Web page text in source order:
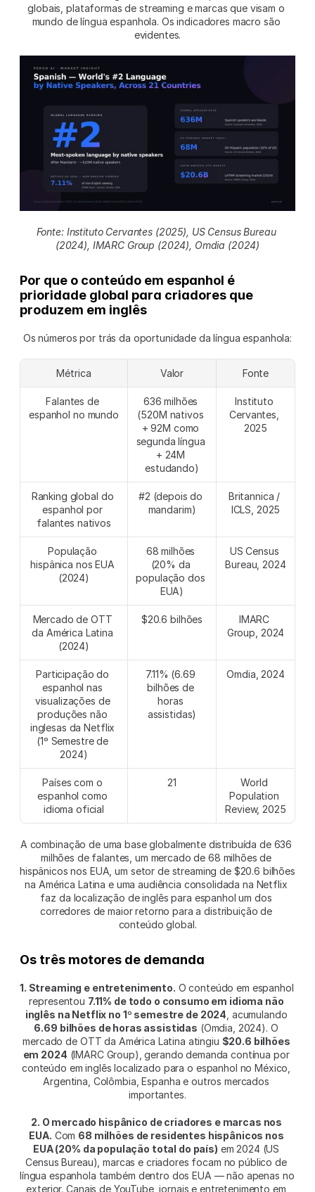
globais, plataformas de streaming e marcas que visam o
mundo de língua espanhola. Os indicadores macro são
evidentes.
Fonte: Instituto Cervantes (2025), US Census Bureau
(2024), IMARC Group (2024), Omdia (2024)
Por que o conteúdo em espanhol é
prioridade global para criadores que
produzem em inglês
Os números por trás da oportunidade da língua espanhola:
Métrica Valor Fonte
Falantes de
espanhol no mundo
636 milhões
(520M nativos
+ 92M como
segunda língua
+ 24M
estudando)
Instituto
Cervantes,
2025
Ranking global do
espanhol por
falantes nativos
#2 (depois do
mandarim)
Britannica /
ICLS, 2025
População
hispânica nos EUA
(2024)
68 milhões
(20% da
população dos
EUA)
US Census
Bureau, 2024
Mercado de OTT
da América Latina
(2024)
$20.6 bilhões
IMARC
Group, 2024
Participação do
espanhol nas
visualizações de
produções não
inglesas da Netflix
(1º Semestre de
2024)
7.11% (6.69
bilhões de
horas
assistidas)
Omdia, 2024
Países com o
espanhol como
idioma oficial
21
World
Population
Review, 2025
A combinação de uma base globalmente distribuída de 636
milhões de falantes, um mercado de 68 milhões de
hispânicos nos EUA, um setor de streaming de $20.6 bilhões
na América Latina e uma audiência consolidada na Netflix
faz da localização de inglês para espanhol um dos
corredores de maior retorno para a distribuição de
conteúdo global.
Os três motores de demanda
1. Streaming e entretenimento. O conteúdo em espanhol
representou 7.11% de todo o consumo em idioma não
inglês na Netflix no 1º semestre de 2024
6.69 bilhões de horas assistidas (Omdia, 2024). O
mercado de OTT da América Latina atingiu $20.6 bilhões
em 2024 (IMARC Group), gerando demanda contínua por
conteúdo em inglês localizado para o espanhol no México,
Argentina, Colômbia, Espanha e outros mercados
importantes.
2. O mercado hispânico de criadores e marcas nos
EUA. Com 68 milhões de residentes hispânicos nos
EUA (20% da população total do país) em 2024 (US
Census Bureau), marcas e criadores focam no público de
língua espanhola também dentro dos EUA — não apenas no
exterior. Canais de YouTube, jornais e entretenimento em